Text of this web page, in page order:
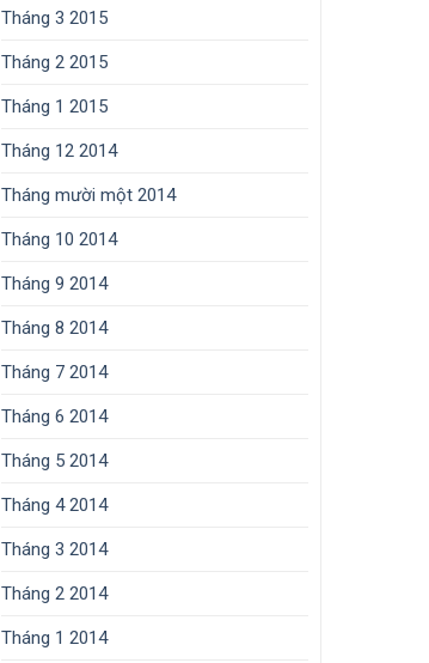
Tháng 3 2015
Tháng 2 2015
Tháng 1 2015
Tháng 12 2014
Tháng mười một 2014
Tháng 10 2014
Tháng 9 2014
Tháng 8 2014
Tháng 7 2014
Tháng 6 2014
Tháng 5 2014
Tháng 4 2014
Tháng 3 2014
Tháng 2 2014
Tháng 1 2014